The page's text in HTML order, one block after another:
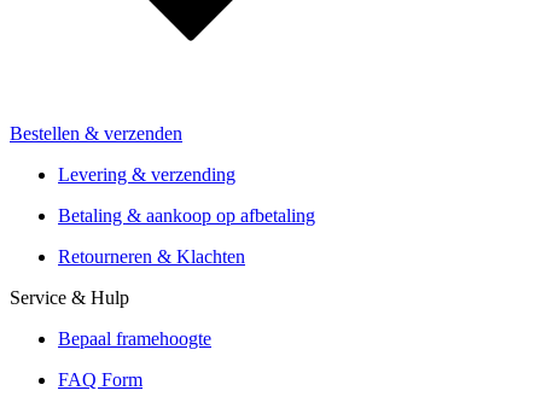
Voor retailers & merken: B2B Informatie
Installatie van de vakhandel
Aanbiedingen van meer dan 300 winkels
Verzending of Click & Collect
Reservering & proefrit ter plaatse
Bestellen & verzenden
Levering & verzending
Betaling & aankoop op afbetaling
Retourneren & Klachten
Service & Hulp
Bepaal framehoogte
FAQ Form